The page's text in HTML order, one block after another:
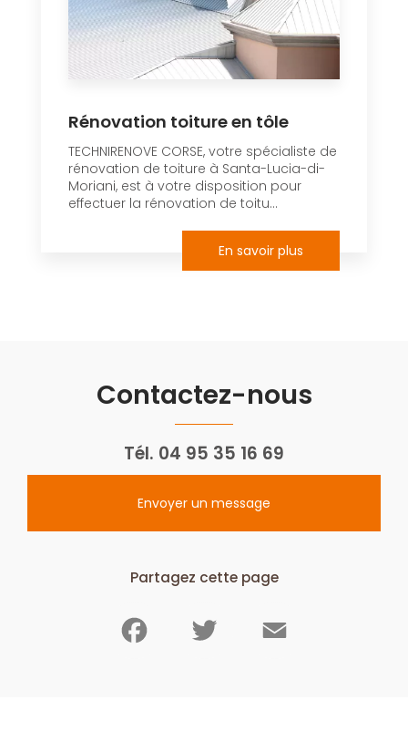
Rénovation toiture en tôle
TECHNIRENOVE CORSE, votre spécialiste de
rénovation de toiture à Santa-Lucia-di-
Moriani, est à votre disposition pour
effectuer la rénovation de toitu...
En savoir plus
Contactez-nous
Tél. 04 95 35 16 69
Envoyer un message
Partagez cette page